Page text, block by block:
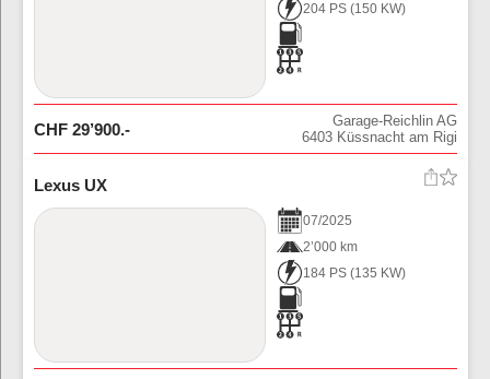
204 PS (150 KW)
CHF 29’900.-
Garage-Reichlin AG
6403 Küssnacht am Rigi
Lexus UX
07/2025
2’000 km
184 PS (135 KW)